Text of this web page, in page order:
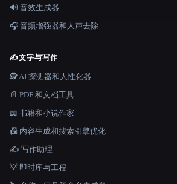
🔊 音效生成器
🎧 音频增强器和人声去除
✍️文字与写作
🕵️ AI 探测器和人性化器
📄 PDF 和文档工具
📖 书籍和小说作家
📠 内容生成和搜索引擎优化
✍️ 写作助理
💡 即时库与工程